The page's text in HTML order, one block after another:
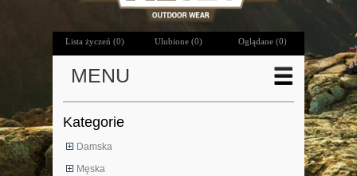
Lista życzeń (0) Ulubione (0) Oglądane (0)
MENU
Kategorie
Damska
Męska